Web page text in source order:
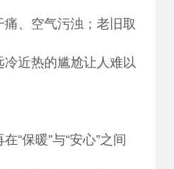
、空气污浊；老旧取
冷近热的尴尬让人难以
“保暖”与“安心”之间